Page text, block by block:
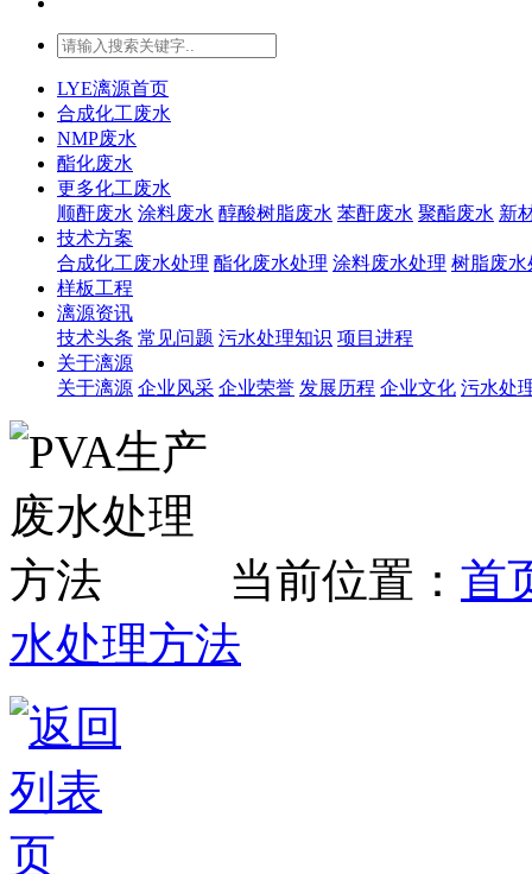
LYE漓源首页
合成化工废水
NMP废水
酯化废水
更多化工废水
顺酐废水 涂料废水 醇酸树脂废水 苯酐废水 聚酯废水 新
技术方案
合成化工废水处理 酯化废水处理 涂料废水处理 树脂废水
样板工程
漓源资讯
技术头条 常见问题 污水处理知识 项目进程
关于漓源
关于漓源 企业风采 企业荣誉 发展历程 企业文化 污水处
当前位置： 首
水处理方法